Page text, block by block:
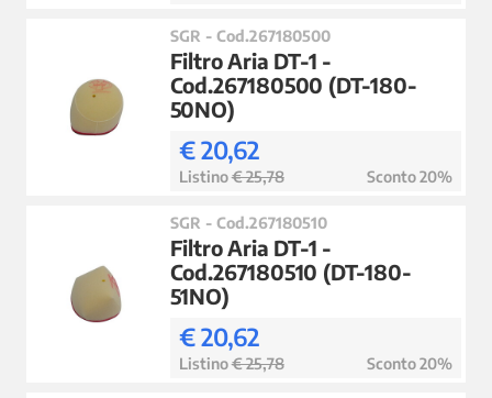
SGR - Cod.267180500
Filtro Aria DT-1 -
Cod.267180500 (DT-180-
50NO)
€ 20,62
Listino€ 25,78 Sconto 20%
SGR - Cod.267180510
Filtro Aria DT-1 -
Cod.267180510 (DT-180-
51NO)
€ 20,62
Listino€ 25,78 Sconto 20%